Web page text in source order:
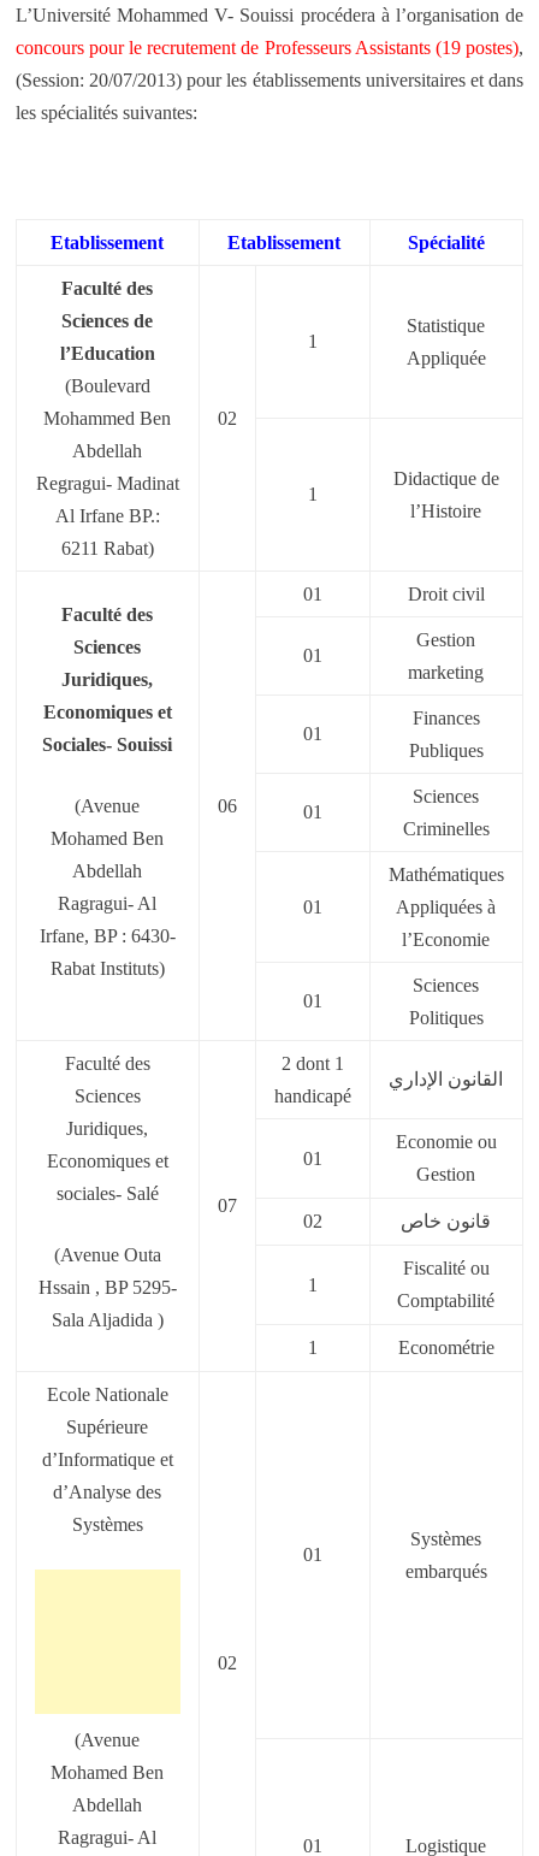
L’Université Mohammed V- Souissi procédera à l’organisation de
concours pour le recrutement de Professeurs Assistants (19 postes),
(Session: 20/07/2013) pour les établissements universitaires et dans
les spécialités suivantes:
Etablissement Etablissement Spécialité
Faculté des
Sciences de
l’Education
(Boulevard
Mohammed Ben
Abdellah
Regragui- Madinat
Al Irfane BP.:
6211 Rabat)
02
1
Statistique
Appliquée
1
Didactique de
l’Histoire
Faculté des
Sciences
Juridiques,
Economiques et
Sociales- Souissi
(Avenue
Mohamed Ben
Abdellah
Ragragui- Al
Irfane, BP : 6430-
Rabat Instituts)
06
01 Droit civil
01
Gestion
marketing
01
Finances
Publiques
01
Sciences
Criminelles
01
Mathématiques
Appliquées à
l’Economie
01
Sciences
Politiques
Faculté des
Sciences
Juridiques,
Economiques et
sociales- Salé
(Avenue Outa
Hssain , BP 5295-
Sala Aljadida )
07
2 dont 1
handicapé
القانون الإداري
01
Economie ou
Gestion
02 قانون خاص
1
Fiscalité ou
Comptabilité
1 Econométrie
Ecole Nationale
Supérieure
d’Informatique et
d’Analyse des
Systèmes
(Avenue
Mohamed Ben
Abdellah
Ragragui- Al
02
01
Systèmes
embarqués
01 Logistique